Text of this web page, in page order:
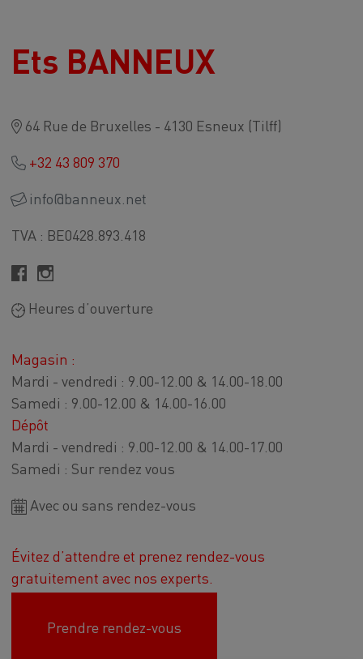
Ets BANNEUX
64 Rue de Bruxelles - 4130 Esneux (Tilff)
+32 43 809 370
info@banneux.net
TVA : BE0428.893.418
Heures d’ouverture
Magasin :
Mardi - vendredi : 9.00-12.00 & 14.00-18.00
Samedi : 9.00-12.00 & 14.00-16.00
Dépôt
Mardi - vendredi : 9.00-12.00 & 14.00-17.00
Samedi : Sur rendez vous
Avec ou sans rendez-vous
Évitez d’attendre et prenez rendez-vous
gratuitement avec nos experts.
Prendre rendez-vous